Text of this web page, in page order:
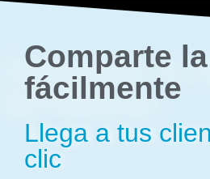
Comparte
fácilmente
Llega a tus
clic